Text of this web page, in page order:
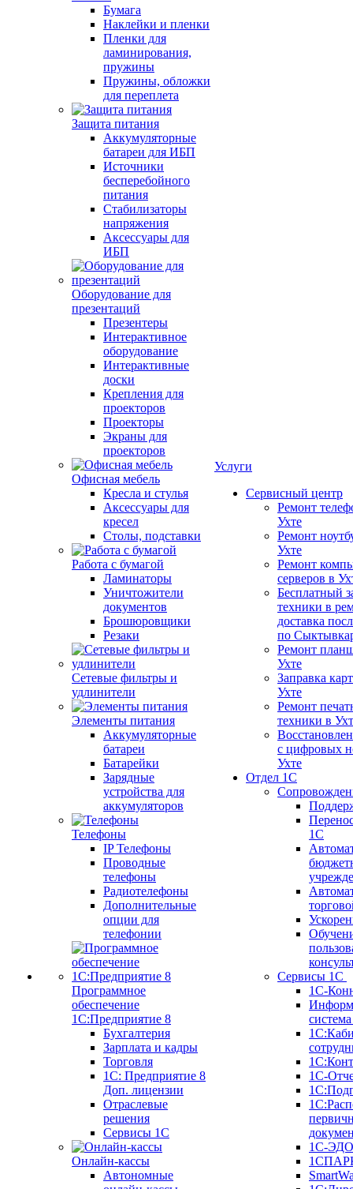
Бумага
Наклейки и пленки
Пленки для
ламинирования,
пружины
Пружины, обложки
для переплета
Защита питания
Аккумуляторные
батареи для ИБП
Источники
бесперебойного
питания
Стабилизаторы
напряжения
Аксессуары для
ИБП
Оборудование для
презентаций
Презентеры
Интерактивное
оборудование
Интерактивные
доски
Крепления для
проекторов
Проекторы
Экраны для
проекторов
Офисная мебель
Кресла и стулья
Аксессуары для
кресел
Столы, подставки
Работа с бумагой
Ламинаторы
Уничтожители
документов
Брошюровщики
Резаки
Сетевые фильтры и
удлинители
Элементы питания
Аккумуляторные
батареи
Батарейки
Зарядные
устройства для
аккумуляторов
Телефоны
IP Телефоны
Проводные
телефоны
Радиотелефоны
Дополнительные
опции для
телефонии
Программное
обеспечение
1С:Предприятие 8
Бухгалтерия
Зарплата и кадры
Торговля
1C: Предприятие 8
Доп. лицензии
Отраслевые
решения
Сервисы 1С
Онлайн-кассы
Автономные
Услуги
Сервисный центр
Ремонт
Ухте
Ремонт
Ухте
Ремонт
серверов в
Бесплатный
техники в
доставка
по
Ремонт
Ухте
Заправка
Ухте
Ремонт
техники в
с цифровых
Ухте
Отдел 1С
1С
Сервисы 1С
1С-
1С-
1С-ЭДО